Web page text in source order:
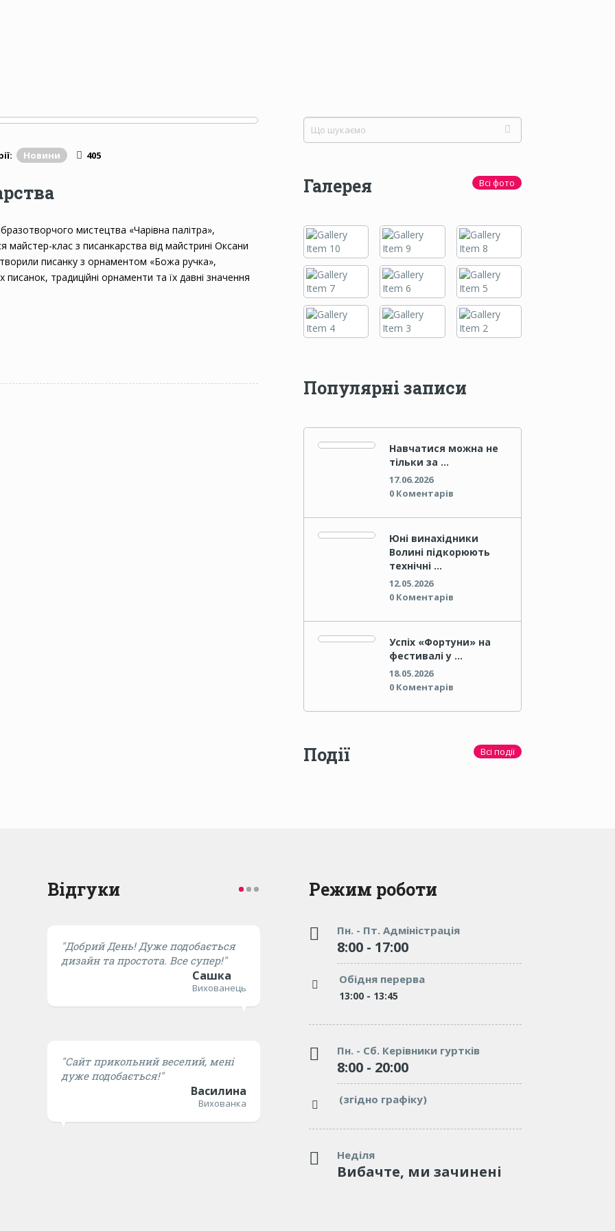
Новини 405
мистецтва «Чарівна палітра»,
клас з писанкарства від майстрині Оксани
писанку з орнаментом «Божа ручка»,
традиційні орнаменти та їх давні значення
Галерея Всі фото
Популярні записи
Навчатися можна не
тільки за …
17.06.2026
0 Коментарів
Юні винахідники
Волині підкорюють
технічні …
12.05.2026
0 Коментарів
Успіх «Фортуни» на
фестивалі у …
18.05.2026
0 Коментарів
Події Всі події
Відгуки
"Добрий День! Дуже подобається
дизайн та простота. Все супер!"
Сашка
Вихованець
"Сайт прикольний веселий, мені
дуже подобається!"
Василина
Вихованка
"We’ve tried dozens of elementary
schools, but none of them can be
compared to Burgess. Affectionate,
and caring."
Teacher
"We’ve tried many schools, but none
of them can be compared to Burgess.
Affectionate, and caring."
Режим роботи
Пн. - Пт. Адміністрація
8:00 - 17:00
Обідня перерва
13:00 - 13:45
Пн. - Сб. Керівники гуртків
8:00 - 20:00
(згідно графіку)
Неділя
Вибачте, ми зачинені